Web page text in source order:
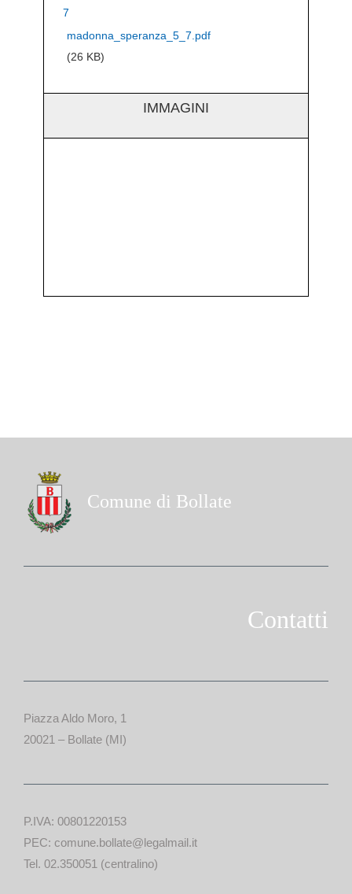
madonna_speranza_5_7.pdf
(26 KB)
IMMAGINI
Comune di Bollate
Contatti
Piazza Aldo Moro, 1
20021 – Bollate (MI)
P.IVA: 00801220153
PEC: comune.bollate@legalmail.it
Tel. 02.350051 (centralino)